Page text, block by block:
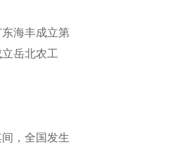
海丰成立第
岳北农工
，全国发生